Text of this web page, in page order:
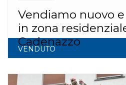
Vendiamo nuovo e
in zona
Cadenazzo
VENDUTO